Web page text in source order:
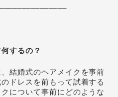
するの？
結婚式のヘアメイクを事前
ドレスを前もって試着する
について事前にどのような